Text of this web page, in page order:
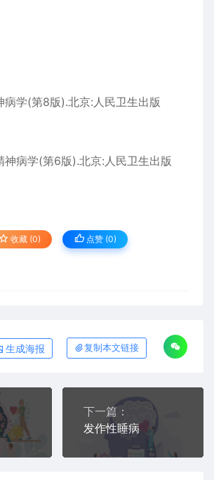
病学(第8版).北京:人民卫生出版
神病学(第6版).北京:人民卫生出版
收藏 (0) 点赞 (0)
生成海报 复制本文链接
下一篇：
发作性睡病